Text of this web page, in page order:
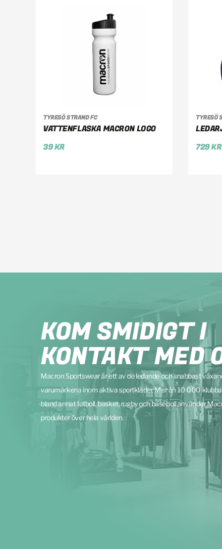
TYRESÖ STRAND FC
VATTENFLASKA MACRON LOGO
39KR
LÄGG TILL I VARUKORG TYRESÖ
729KR
KOM SMIDIGT I
KONTAKT MED
Macron Sportswear är ett av de ledande och snabbast
varumärkena inom aktiva sportkläder. Mer än 10 000
bland annat fotboll, basket, rugby och baseboll använder
produkter över hela världen.